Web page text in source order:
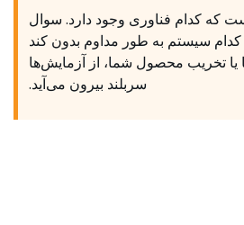
که کدام فناوری وجود دارد. سوال
سیستم به طور مداوم بدون کند
تخریب محصول شما، از آزمایش‌ها
سربلند بیرون می‌آید.